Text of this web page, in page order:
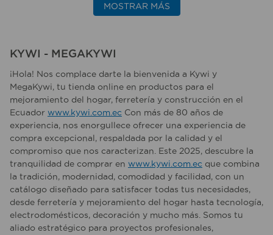
MOSTRAR MÁS
KYWI - MEGAKYWI
¡Hola! Nos complace darte la bienvenida a Kywi y
MegaKywi, tu tienda online en productos para el
mejoramiento del hogar, ferretería y construcción en el
Ecuador www.kywi.com.ec Con más de 80 años de
experiencia, nos enorgullece ofrecer una experiencia de
compra excepcional, respaldada por la calidad y el
compromiso que nos caracterizan. Este 2025, descubre la
tranquilidad de comprar en www.kywi.com.ec que combina
la tradición, modernidad, comodidad y facilidad, con un
catálogo diseñado para satisfacer todas tus necesidades,
desde ferretería y mejoramiento del hogar hasta tecnología,
electrodomésticos, decoración y mucho más. Somos tu
aliado estratégico para proyectos profesionales,